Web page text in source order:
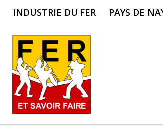
INDUSTRIE DU FER PAYS DE